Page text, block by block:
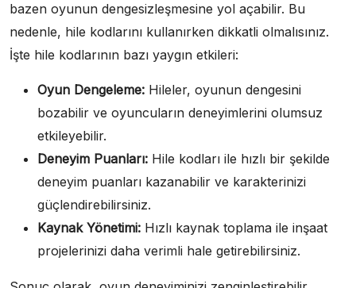
bazen oyunun dengesizleşmesine yol açabilir. Bu
nedenle, hile kodlarını kullanırken dikkatli olmalısınız.
İşte hile kodlarının bazı yaygın etkileri:
Oyun Dengeleme: Hileler, oyunun dengesini
bozabilir ve oyuncuların deneyimlerini olumsuz
etkileyebilir.
Deneyim Puanları: Hile kodları ile hızlı bir şekilde
deneyim puanları kazanabilir ve karakterinizi
güçlendirebilirsiniz.
Kaynak Yönetimi: Hızlı kaynak toplama ile inşaat
projelerinizi daha verimli hale getirebilirsiniz.